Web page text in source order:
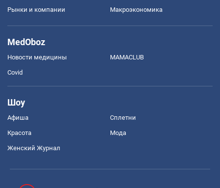
Рынки и компании Mакроэкономика
MedOboz
Новости медицины MAMACLUB
Covid
Шоу
Афиша Сплетни
Красота Мода
Женский Журнал